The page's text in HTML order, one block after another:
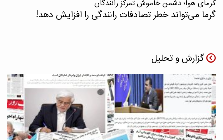
گرمای هوا؛ دشمن خاموش تمرکز رانندگان
گرما می‌تواند خطر تصادفات رانندگی را افزایش دهد!
گزارش و تحلیل